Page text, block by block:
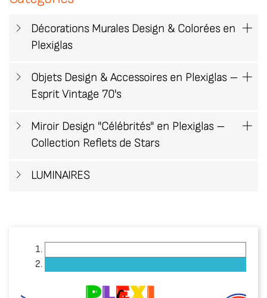
Décorations Murales Design & Colorées en
Plexiglas

Objets Design & Accessoires en Plexiglas –
Esprit Vintage 70's

Miroir Design "Célébrités" en Plexiglas –
Collection Reflets de Stars

LUMINAIRES